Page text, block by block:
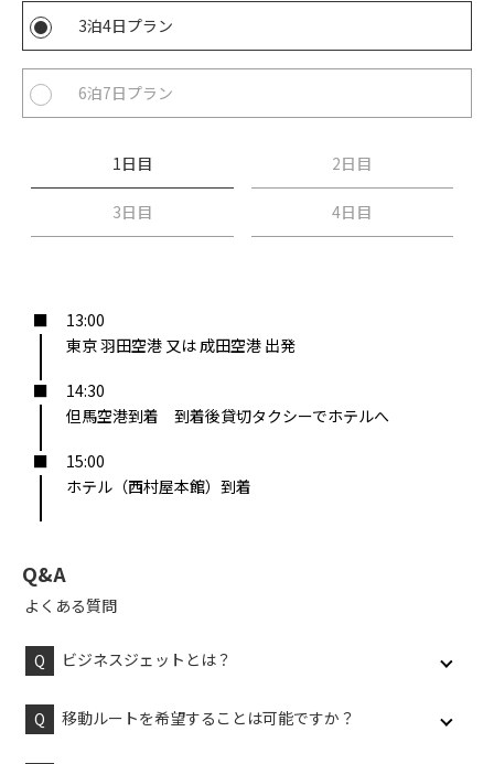
3泊4日プラン
6泊7日プラン
1日目 2日目
3日目 4日目
13:00
東京 羽田空港 又は 成田空港 出発
14:30
但馬空港到着 到着後貸切タクシーでホテルへ
15:00
ホテル（西村屋本館）到着
Q&A
よくある質問
ビジネスジェットとは？
移動ルートを希望することは可能ですか？